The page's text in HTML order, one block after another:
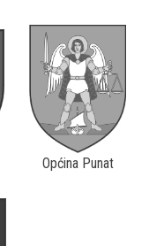
Općina Punat